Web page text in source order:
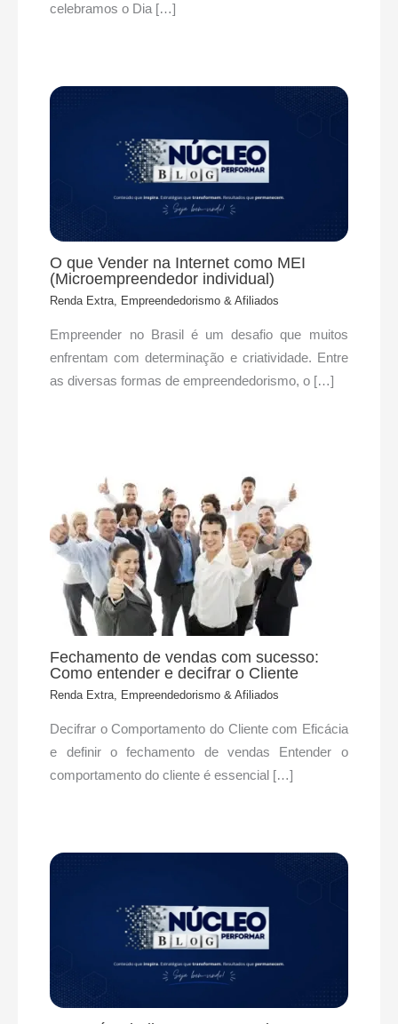
celebramos o Dia […]
O que Vender na Internet como MEI
(Microempreendedor individual)
Renda Extra, Empreendedorismo & Afiliados
Empreender no Brasil é um desafio que muitos
enfrentam com determinação e criatividade. Entre
as diversas formas de empreendedorismo, o […]
Fechamento de vendas com sucesso:
Como entender e decifrar o Cliente
Renda Extra, Empreendedorismo & Afiliados
Decifrar o Comportamento do Cliente com Eficácia
e definir o fechamento de vendas Entender o
comportamento do cliente é essencial […]